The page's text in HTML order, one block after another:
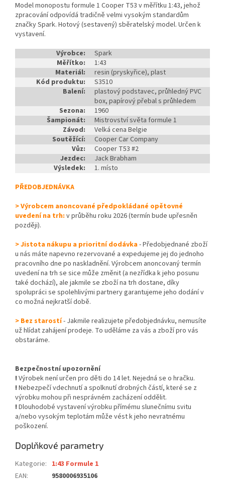
Model monopostu formule 1 Cooper T53 v měřítku 1:43, jehož
zpracování odpovídá tradičně velmi vysokým standardům
značky Spark. Hotový (sestavený) sběratelský model. Určen k
vystavení.
Výrobce:
Spark
Měřítko:
1:43
Materiál:
resin (pryskyřice), plast
Kód produktu:
S3510
Balení:
plastový podstavec, průhledný PVC
box, papírový přebal s průhledem
Sezona:
1960
Šampionát:
Mistrovství světa formule 1
Závod:
Velká cena Belgie
Soutěžící:
Cooper Car Company
Vůz:
Cooper T53 #2
Jezdec:
Jack Brabham
Výsledek:
1. místo
PŘEDOBJEDNÁVKA
> Výrobcem anoncované předpokládané opětovné
uvedení na trh: v průběhu roku 2026 (termín bude upřesněn
později).
> Jistota nákupu a prioritní dodávka- Předobjednané zboží
u nás máte napevno rezervované a expedujeme jej do jednoho
pracovního dne po naskladnění. Výrobcem anoncovaný termín
uvedení na trh se sice může změnit (a nezřídka k jeho posunu
také dochází), ale jakmile se zboží na trh dostane, díky
spolupráci se spolehlivými partnery garantujeme jeho dodání v
co možná nejkratší době.
> Bez starostí- Jakmile realizujete předobjednávku, nemusíte
už hlídat zahájení prodeje. To uděláme za vás a zboží pro vás
obstaráme.
Bezpečnostní upozornění
! Výrobek není určen pro děti do 14 let. Nejedná se o hračku.
! Nebezpečí vdechnutí a spolknutí drobných částí, které se z
výrobku mohou při nesprávném zacházení oddělit.
! Dlouhodobé vystavení výrobku přímému slunečnímu svitu
a/nebo vysokým teplotám může vést k jeho nevratnému
poškození.
Doplňkové parametry
Kategorie: 1:43 Formule 1
EAN: 9580006935106